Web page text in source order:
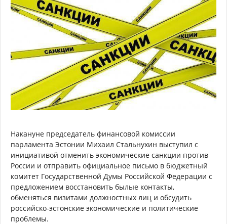
Накануне председатель финансовой комиссии
парламента Эстонии Михаил Стальнухин выступил с
инициативой отменить экономические санкции против
России и отправить официальное письмо в бюджетный
комитет Государственной Думы Российской Федерации с
предложением восстановить былые контакты,
обменяться визитами должностных лиц и обсудить
российско-эстонские экономические и политические
проблемы.